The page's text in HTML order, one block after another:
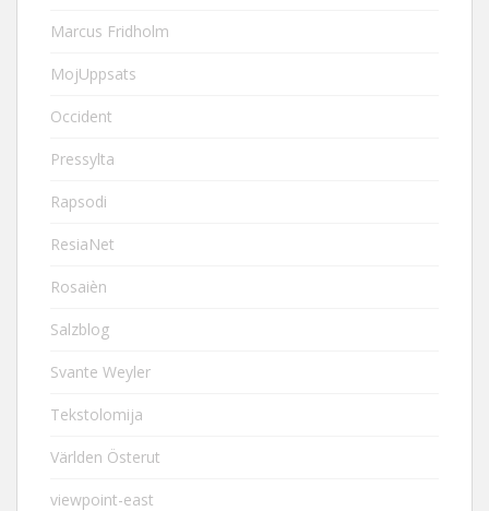
Marcus Fridholm
MojUppsats
Occident
Pressylta
Rapsodi
ResiaNet
Rosaièn
Salzblog
Svante Weyler
Tekstolomija
Världen Österut
viewpoint-east